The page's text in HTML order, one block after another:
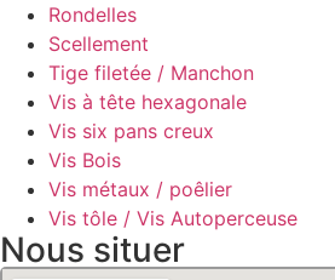
Rondelles
Scellement
Tige filetée / Manchon
Vis à tête hexagonale
Vis six pans creux
Vis Bois
Vis métaux / poêlier
Vis tôle / Vis Autoperceuse
Nous situer